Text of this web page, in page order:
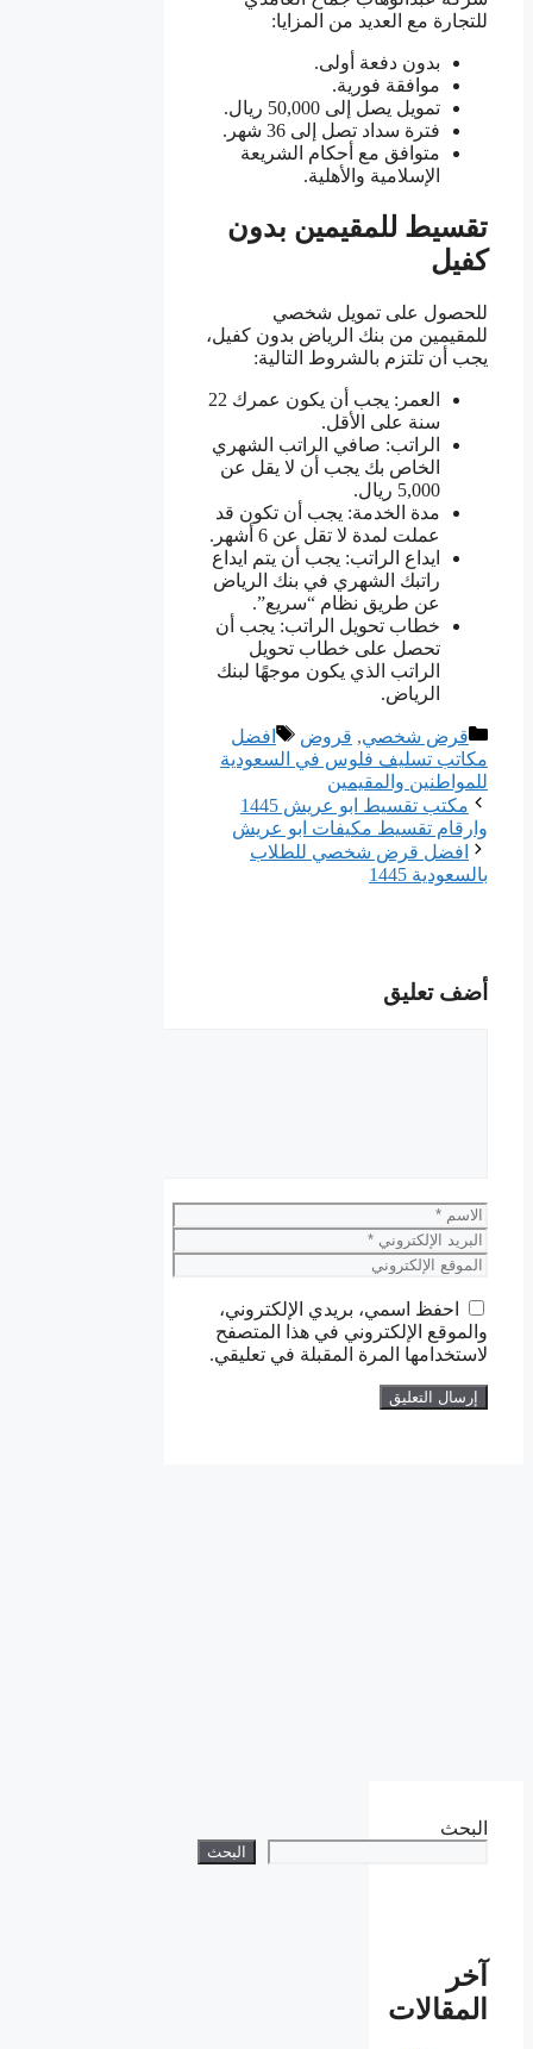
للتجارة مع العديد من المزايا:
بدون دفعة أولى.
موافقة فورية.
تمويل يصل إلى 50,000 ريال.
فترة سداد تصل إلى 36 شهر.
متوافق مع أحكام الشريعة
الإسلامية والأهلية.
تقسيط للمقيمين بدون
كفيل
للحصول على تمويل شخصي
للمقيمين من بنك الرياض بدون كفيل،
يجب أن تلتزم بالشروط التالية:
العمر: يجب أن يكون عمرك 22
سنة على الأقل.
الراتب: صافي الراتب الشهري
الخاص بك يجب أن لا يقل عن
5,000 ريال.
مدة الخدمة: يجب أن تكون قد
عملت لمدة لا تقل عن 6 أشهر.
ايداع الراتب: يجب أن يتم ايداع
راتبك الشهري في بنك الرياض
عن طريق نظام “سريع”.
خطاب تحويل الراتب: يجب أن
تحصل على خطاب تحويل
الراتب الذي يكون موجهًا لبنك
الرياض.
التصنيفات
قرض شخصي, قروض الوسوم
افضل
مكاتب تسليف فلوس في السعودية
للمواطنين والمقيمين
مكتب تقسيط ابو عريش 1445
وارقام تقسيط مكيفات ابو عريش
افضل قرض شخصي للطلاب
بالسعودية 1445
أضف تعليق
الاسم
البريد
الإلكتروني
الموقع
احفظ اسمي، بريدي الإلكتروني،
والموقع الإلكتروني في هذا المتصفح
لاستخدامها المرة المقبلة في تعليقي.
البحث
البحث
آخر
المقالات